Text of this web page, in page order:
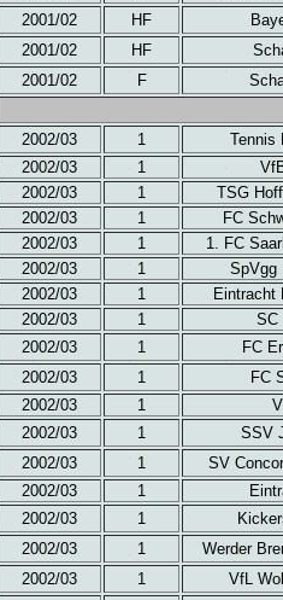
2001/02
HF
2001/02
HF
2001/02
F
2002/03 1
Tennis
2002/03
1
2002/03
1
TSG
2002/03
1
FC
2002/03
1
1. FC
2002/03
1
SpVgg
2002/03
1
Eintracht
2002/03
1
SC
2002/03
1
FC
2002/03
1
FC
2002/03
1
2002/03
1
SSV
2002/03
1
SV
2002/03
1
2002/03
1
2002/03
1
Werder
2002/03
1
VfL